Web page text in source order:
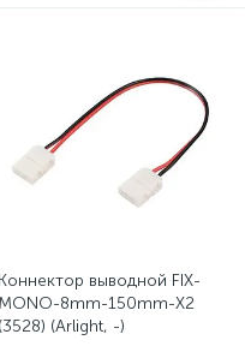
Коннектор выводной FIX-
MONO-8mm-150mm-X2
(3528) (Arlight, -)